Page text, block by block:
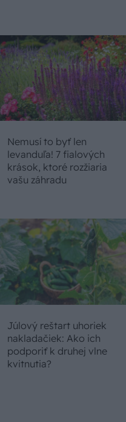
Nemusí to byť len
levanduľa! 7 fialových
krások, ktoré rozžiaria
vašu záhradu
Júlový reštart uhoriek
nakladačiek: Ako ich
podporiť k druhej vlne
kvitnutia?